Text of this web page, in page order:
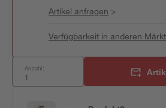
Artikel anfragen >
Verfügbarkeit in anderen
Anzahl: